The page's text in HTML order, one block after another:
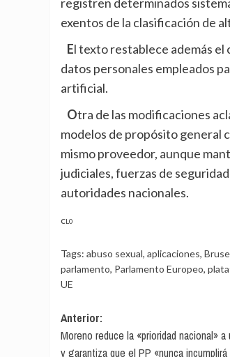
exentos de la clasificación de
El texto restablece además el criterio de «estricta necesidad» para el uso de categorías especiales de
datos personales empleados
artificial.
Otra de las modificaciones aclara las competencias de la Oficina Europea de IA para supervisar
modelos de propósito general
mismo proveedor, aunque
judiciales, fuerzas de
autoridades nacionales.
CL0
Tags: abuso sexual, aplicaciones,
parlamento, Parlamento Europeo,
UE
Navegación
de
Anterior:
Moreno reduce la «prioridad nacional»
y garantiza que el PP «nunca